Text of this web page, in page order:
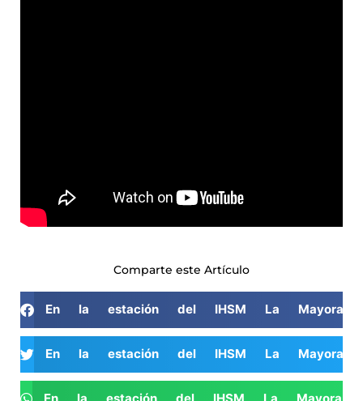
Comparte este Artículo
En la estación del IHSM La Mayora
En la estación del IHSM La Mayora